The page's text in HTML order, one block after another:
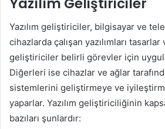
Yazılım geliştiriciler, bilgisayar ve
cihazlarda çalışan yazılımları tasarlar
geliştiriciler belirli görevler için
Diğerleri ise cihazlar ve ağlar
sistemlerini geliştirmeye ve
yaparlar. Yazılım geliştiriciliğinin
bazıları şunlardır: